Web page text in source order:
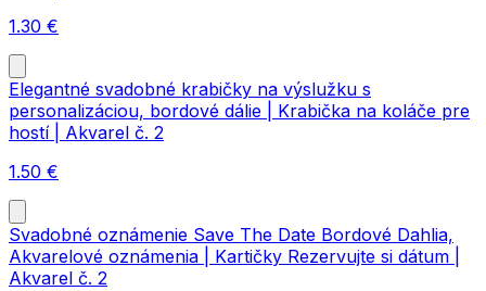
1.30 €
Elegantné svadobné krabičky na výslužku s
personalizáciou, bordové dálie | Krabička na koláče pre
hostí | Akvarel č. 2
1.50 €
Svadobné oznámenie Save The Date Bordové Dahlia,
Akvarelové oznámenia | Kartičky Rezervujte si dátum |
Akvarel č. 2